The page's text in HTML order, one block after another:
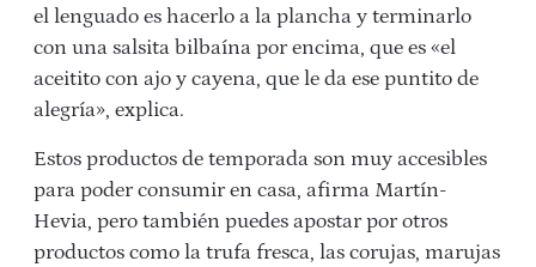
el lenguado es hacerlo a la plancha y terminarlo
con una salsita bilbaína por encima, que es «el
aceitito con ajo y cayena, que le da ese puntito de
alegría», explica.
Estos productos de temporada son muy accesibles
para poder consumir en casa, afirma Martín-
Hevia, pero también puedes apostar por otros
productos como la trufa fresca, las corujas, marujas